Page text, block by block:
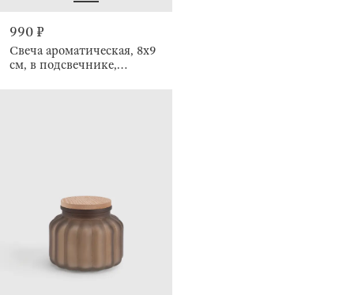
990 ₽
Свеча ароматическая, 8x9
см, в подсвечнике,